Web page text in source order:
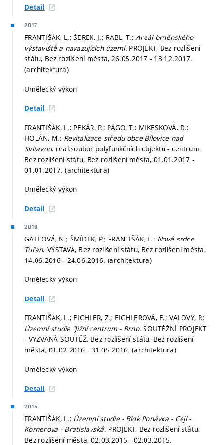
Detail
2017
FRANTIŠÁK, L.; ŠEREK, J.; RABL, T.:Areál brněnského
výstaviště a navazujících území. PROJEKT, Bez rozlišení
státu, Bez rozlišení města, 26.05.2017 - 13.12.2017.
(architektura)
Umělecký výkon
Detail
FRANTIŠÁK, L.; PEKÁR, P.; PÁGO, T.; MIKESKOVÁ, D.;
HOLÁN, M.: Revitalizace středu obce Bílovice nad
Svitavou. real:soubor polyfunkčních objektů - centrum,
Bez rozlišení státu, Bez rozlišení města, 01.01.2017 -
01.01.2017. (architektura)
Umělecký výkon
Detail
2016
GALEOVÁ, N.; ŠMÍDEK, P.; FRANTIŠÁK, L.: Nové srdce
Tuřan. VÝSTAVA, Bez rozlišení státu, Bez rozlišení města,
14.06.2016 - 24.06.2016. (architektura)
Umělecký výkon
Detail
FRANTIŠÁK, L.; EICHLER, Z.; EICHLEROVÁ, E.; VALOVÝ, P.:
Územní studie "Jižní centrum - Brno. SOUTĚŽNÍ PROJEKT
- VYZVANÁ SOUTĚŽ, Bez rozlišení státu, Bez rozlišení
města, 01.02.2016 - 31.05.2016. (architektura)
Umělecký výkon
Detail
2015
FRANTIŠÁK, L.: Územní studie - Blok Ponávka - Cejl -
Kornerova - Bratislavská. PROJEKT, Bez rozlišení státu,
Bez rozlišení města, 02.03.2015 - 02.03.2015.